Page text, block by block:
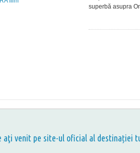
superbă asupra
aţi venit pe site-ul oficial al destinației